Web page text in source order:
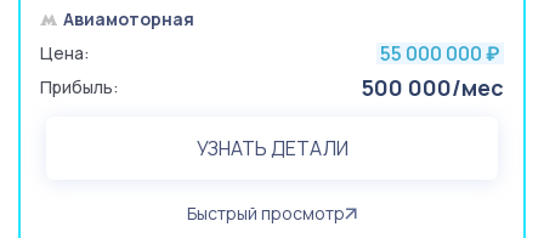
Авиамоторная
Цена:
55 000 000 ₽
Прибыль: 500 000/мес
УЗНАТЬ ДЕТАЛИ
Быстрый просмотр